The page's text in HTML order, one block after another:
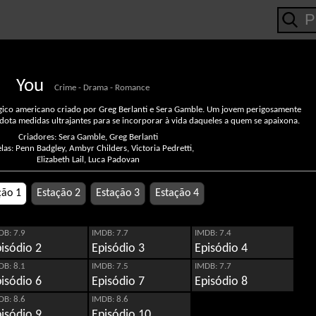
You Crime - Drama - Romance
americano criado por Greg Berlanti e Sera Gamble. Um jovem perigosamente
medidas ultrajantes para se incorporar à vida daqueles a quem se apaixona.
Criadores: Sera Gamble, Greg Berlanti
Penn Badgley, Ambyr Childers, Victoria Pedretti,
Elizabeth Lail, Luca Padovan
1 Estação 2 Estação 3 Estação 4
7.9
2
IMDB: 7.7
Episódio 3
IMDB: 7.4
Episódio 4
8.1
6
IMDB: 7.5
Episódio 7
IMDB: 7.7
Episódio 8
8.6 IMDB: 8.6